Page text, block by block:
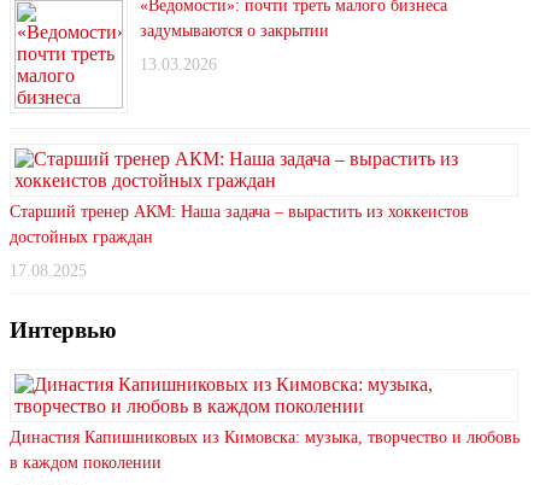
«Ведомости»: почти треть малого бизнеса
задумываются о закрытии
13.03.2026
Старший тренер АКМ: Наша задача – вырастить из хоккеистов
достойных граждан
17.08.2025
Интервью
Династия Капишниковых из Кимовска: музыка, творчество и любовь
в каждом поколении